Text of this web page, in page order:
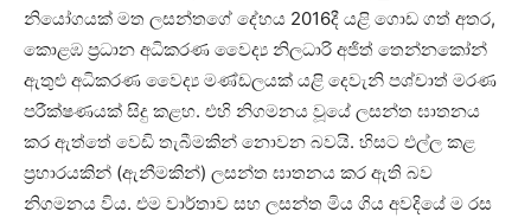
නියෝගයක් මත ලසන්තගේ දේහය 2016දී යළි ගොඩ ගත් අතර,
කොළඹ ප්‍රධාන අධිකරණ වෛද්‍ය නිලධාරි අජිත් තෙන්නකෝන්
ඇතුළු අධිකරණ වෛද්‍ය මණ්ඩලයක් යළි දෙවැනි පශ්චාත් මරණ
පරීක්ෂණයක් සිදු කළහ. එහි නිගමනය වූයේ ලසන්ත ඝාතනය
කර ඇත්තේ වෙඩි තැබීමකින් නොවන බවයි. හිසට එල්ල කළ
ප්‍රහාරයකින් (ඇනීමකින්) ලසන්ත ඝාතනය කර ඇති බව
නිගමනය විය. එම වාර්තාව සහ ලසන්ත මිය ගිය අවදියේ ම රස